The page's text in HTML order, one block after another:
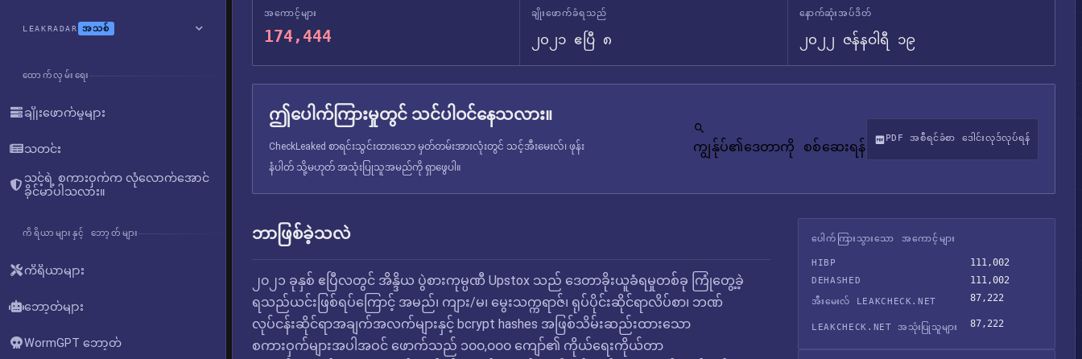
LEAKRADAR အသစ်
ထောက်လှမ်းရေး
ချိုးဖောက်မှုများ
သတင်း
သင့်ရဲ့ စကားဝှက်က လုံလောက်အောင်
ခိုင်မာပါသလား။
ကိရိယာများနှင့် ဘော့တ်များ
ကိရိယာများ
ဘော့တ်များ
WormGPT ဘော့တ်
အကောင့်များ
174,444
ချိုးဖောက်ခံရသည်
၂၀၂၁ ဧပြီ ၈
နောက်ဆုံးအပ်ဒိတ်
၂၀၂၂ ဇန်နဝါရီ ၁၉
ဤပေါက်ကြားမှုတွင် သင်ပါဝင်နေသလား။
CheckLeaked စာရင်းသွင်းထားသော မှတ်တမ်းအားလုံးတွင် သင့်အီးမေးလ်၊ ဖုန်း
နံပါတ် သို့မဟုတ် အသုံးပြုသူအမည်ကို ရှာဖွေပါ။
ကျွန်ုပ်၏ဒေတာကို စစ်ဆေးရန်
PDF အစီရင်ခံစာ ဒေါင်းလုဒ်လုပ်ရန်
ဘာဖြစ်ခဲ့သလဲ
၂၀၂၁ ခုနှစ် ဧပြီလတွင် အိန္ဒိယ ပွဲစားကုမ္ပဏီ Upstox သည် ဒေတာခိုးယူခံရမှုတစ်ခု ကြုံတွေ့ခဲ့
ရသည်ယင်းဖြစ်ရပ်ကြောင့် အမည်၊ ကျား/မ၊ မွေးသက္ကရာဇ်၊ ရုပ်ပိုင်းဆိုင်ရာလိပ်စာ၊ ဘဏ်
လုပ်ငန်းဆိုင်ရာအချက်အလက်များနှင့် bcrypt hashes အဖြစ်သိမ်းဆည်းထားသော
စကားဝှက်များအပါအဝင် ဖောက်သည် ၁၀၀,၀၀၀ ကျော်၏ ကိုယ်ရေးကိုယ်တာ
ပေါက်ကြားသွားသော အကောင့်များ
HIBP 111,002
DEHASHED 111,002
အီးမေးလ် LEAKCHECK.NET 87,222
LEAKCHECK.NET အသုံးပြုသူများ 87,222